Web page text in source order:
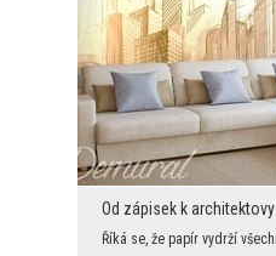
Od zápisek k architektovy